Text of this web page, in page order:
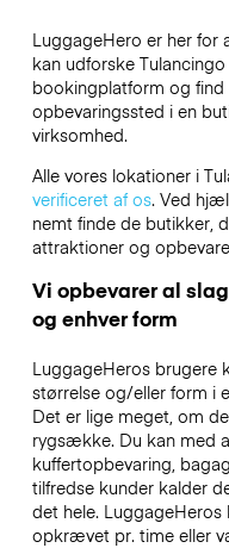
LuggageHero er her for
kan udforske
bookingplatform og
opbevaringssted i en
virksomhed.
Alle vores lokationer i
verificeret af os. Ved
nemt finde de butikker,
attraktioner og
Vi opbevarer al
og enhver form
LuggageHeros brugere
størrelse og/eller form i
Det er lige meget, om
rygsække. Du kan med
kuffertopbevaring,
tilfredse kunder kalder
det hele.
opkrævet pr. time eller